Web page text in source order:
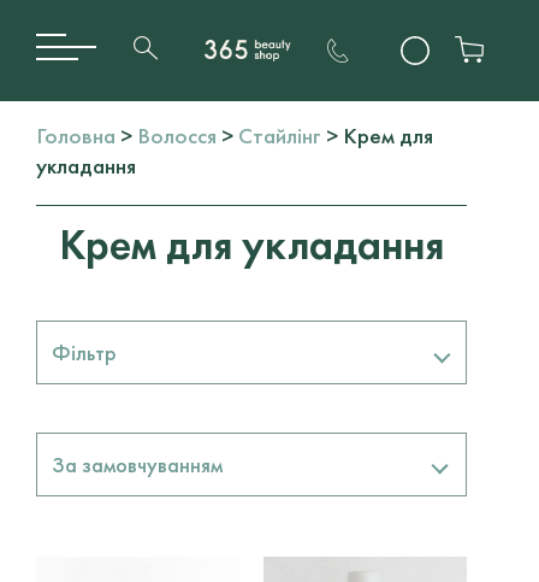
Головна > Волосся > Стайлінг > Крем для
укладання
Крем для укладання
Фільтр
DAVINES 2
За замовчуванням